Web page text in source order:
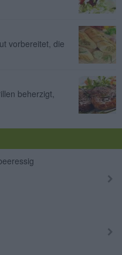
vorbereitet, die
beherzigt,